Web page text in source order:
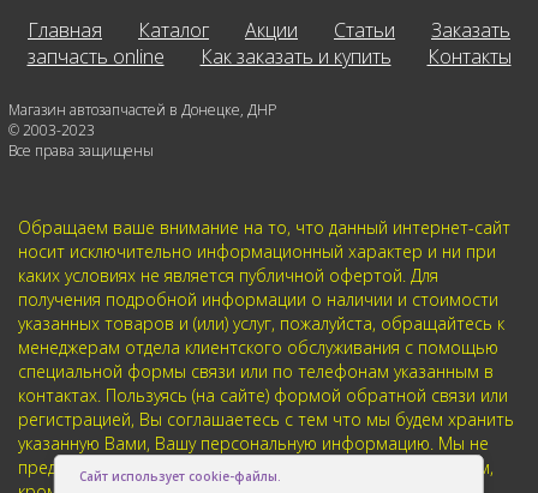
Главная Каталог Акции Статьи
Заказать
запчасть online
Как заказать и купить Контакты
Магазин автозапчастей в Донецке, ДНР
© 2003-2023
Все права защищены
Обращаем ваше внимание на то, что данный интернет-сайт
носит исключительно информационный характер и ни при
каких условиях не является публичной офертой. Для
получения подробной информации о наличии и стоимости
указанных товаров и (или) услуг, пожалуйста, обращайтесь к
менеджерам отдела клиентского обслуживания с помощью
специальной формы связи или по телефонам указанным в
контактах. Пользуясь (на сайте) формой обратной связи или
регистрацией, Вы соглашаетесь с тем что мы будем хранить
указанную Вами, Вашу персональную информацию. Мы не
предоставляем Вашу личную информацию третьим лицам,
Сайт использует cookie-файлы.